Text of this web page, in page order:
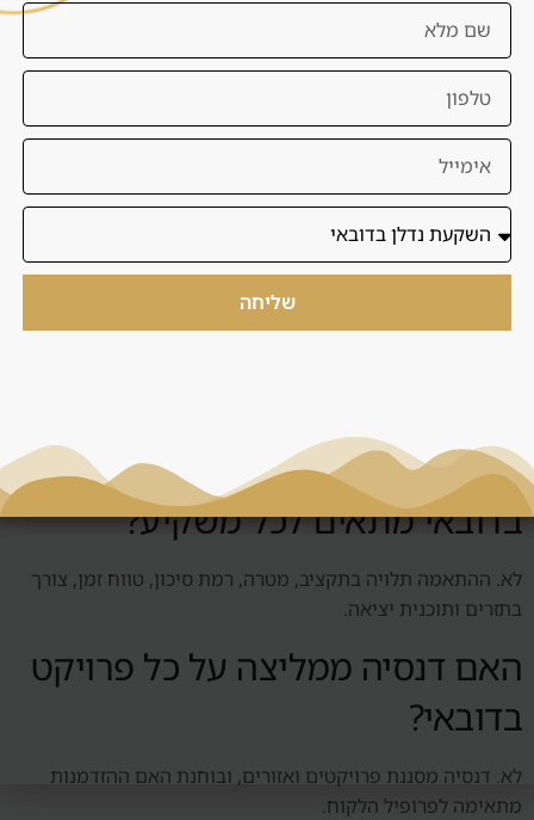
מתאים לכם?
דנסיה מסננת עבורכם הזדמנויות לפי תקציב, מטרה, רמת
סיכון, אזור ותוכנית יציאה. המטרה היא לא להציף אתכם
בפרויקטים, אלא להציג מספר קטן של אפשרויות שנבדקו
בדיקת התאמה ללא עלות|יצירת קשר עם דנסיה
האם קבלו 3 הזדמנויות מסוננות
בדובאי מתאים לכל משקיע?
לא. ההתאמה תלויה בתקציב, מטרה, רמת סיכון, טווח זמן, צורך
בתזרים ותוכנית יציאה.
האם דנסיה ממליצה על כל פרויקט
בדובאי?
לא. דנסיה מסננת פרויקטים ואזורים, ובוחנת האם ההזדמנות
מתאימה לפרופיל הלקוח.
שליחה